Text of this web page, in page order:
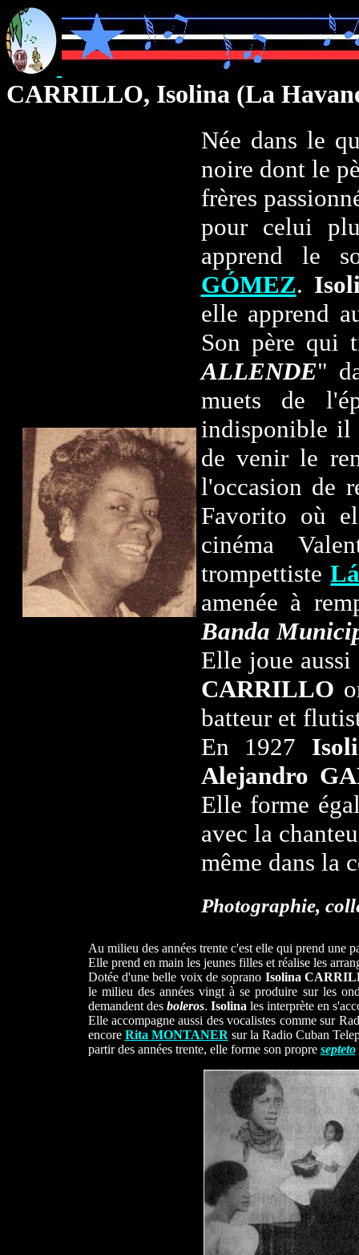
CARRILLO, Isolina (La
Née dans le
noire dont le
frères
pour celui
apprend le
GÓMEZ.
elle apprend
Son père qui
ALLENDE"
muets de
indisponible il
de venir le
l'occasion de
Favorito où
cinéma
trompettiste
amenée à
Banda
Elle joue
CARRILLO
batteur et
En 1927
Alejandro
Elle forme
avec la
même dans la
Photographie,
Au milieu des années trente c'est elle qui prend une
Elle prend en main les jeunes filles et réalise les
Dotée d'une belle voix de soprano Isolina
le milieu des années vingt à se produire sur les
demandent des boleros. Isolina les interprète en
Elle accompagne aussi des vocalistes comme sur
encore Rita MONTANER sur la Radio Cuban
partir des années trente, elle forme son propre septeto